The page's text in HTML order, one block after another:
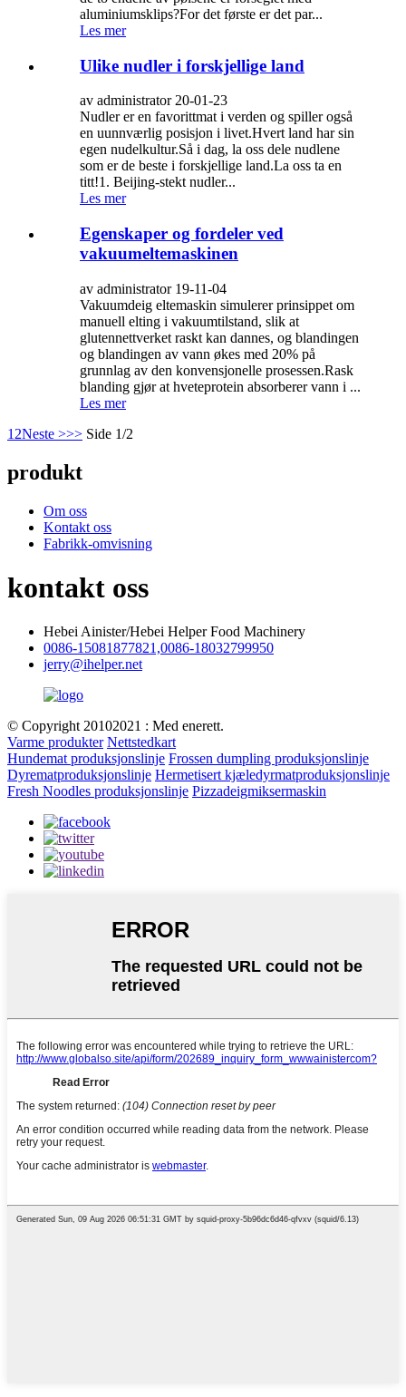
aluminiumsklips?For det første er det par...
Les mer
Ulike nudler i forskjellige land
av administrator 20-01-23
Nudler er en favorittmat i verden og spiller også
en uunnværlig posisjon i livet.Hvert land har sin
egen nudelkultur.Så i dag, la oss dele nudlene
som er de beste i forskjellige land.La oss ta en
titt!1. Beijing-stekt nudler...
Les mer
Egenskaper og fordeler ved
vakuumeltemaskinen
av administrator 19-11-04
Vakuumdeig eltemaskin simulerer prinsippet om
manuell elting i vakuumtilstand, slik at
glutennettverket raskt kan dannes, og blandingen
og blandingen av vann økes med 20% på
grunnlag av den konvensjonelle prosessen.Rask
blanding gjør at hveteprotein absorberer vann i ...
Les mer
1 2Neste >>> Side 1/2
produkt
Om oss
Kontakt oss
Fabrikk-omvisning
kontakt oss
Hebei Ainister/Hebei Helper Food Machinery
0086-15081877821,0086-18032799950
jerry@ihelper.net
© Copyright 20102021 : Med enerett.
Varme produkter Nettstedkart
Hundemat produksjonslinje Frossen dumpling produksjonslinje
Dyrematproduksjonslinje Hermetisert kjæledyrmatproduksjonslinje
Fresh Noodles produksjonslinje Pizzadeigmiksermaskin